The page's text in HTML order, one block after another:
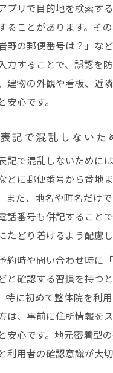
プリで目的地を検索す
ることがあります。そ
野の郵便番号は？」な
力することで、誤認を
建物の外観や看板、近
心です。
記で混乱しないた
記で混乱しないために
どに郵便番号から番地
また、地名や町名だけ
話番号も併記すること
たどり着けるよう配慮し
約時や問い合わせ時に
と確認する習慣を持つ
特に初めて整体院を利
は、事前に住所情報を
安心です。地元密着型
利用者の確認意識が大切